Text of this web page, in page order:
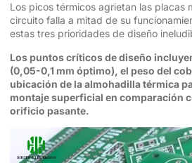
Los picos térmicos agrietan las placas
circuito falla a mitad de su
estas tres prioridades de diseño
Los puntos críticos de diseño
(0,05-0,1 mm óptimo), el peso del
ubicación de la almohadilla térmica
montaje superficial en comparación
orificio pasante.